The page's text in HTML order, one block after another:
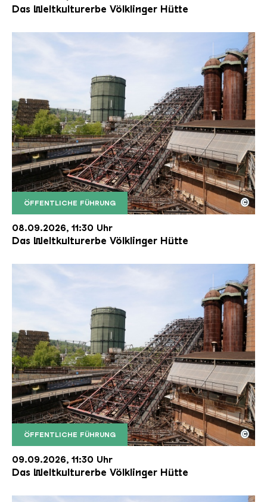
Das Weltkulturerbe Völklinger Hütte
ÖFFENTLICHE FÜHRUNG
Der Erzschrägaufzug der Völklinger Hütte mit
Copyright: Weltkulturerbe Völklinger Hütte | Karl
©
08.09.2026, 11:30 Uhr
Das Weltkulturerbe Völklinger Hütte
ÖFFENTLICHE FÜHRUNG
Der Erzschrägaufzug der Völklinger Hütte mit
Copyright: Weltkulturerbe Völklinger Hütte | Karl
©
09.09.2026, 11:30 Uhr
Das Weltkulturerbe Völklinger Hütte